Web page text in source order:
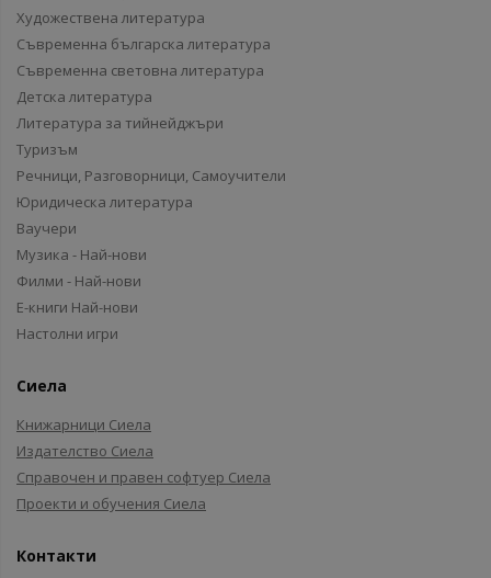
Художествена литература
Съвременна българска литература
Съвременна световна литература
Детска литература
Литература за тийнейджъри
Туризъм
Речници, Разговорници, Самоучители
Юридическа литература
Ваучери
Музика - Най-нови
Филми - Най-нови
Е-книги Най-нови
Настолни игри
Сиела
Книжарници Сиела
Издателство Сиела
Справочен и правен софтуер Сиела
Проекти и обучения Сиела
Контакти